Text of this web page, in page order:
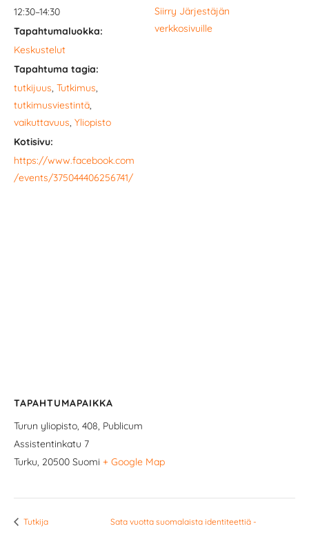
12:30–14:30
Tapahtumaluokka:
Keskustelut
Tapahtuma tagia:
tutkijuus, Tutkimus,
tutkimusviestintä,
vaikuttavuus, Yliopisto
Kotisivu:
https://www.facebook.com
/events/375044406256741/
Siirry Järjestäjän
verkkosivuille
TAPAHTUMAPAIKKA
Turun yliopisto, 408, Publicum
Assistentinkatu 7
Turku, 20500 Suomi + Google Map
Tutkija Sata vuotta suomalaista identiteettiä -